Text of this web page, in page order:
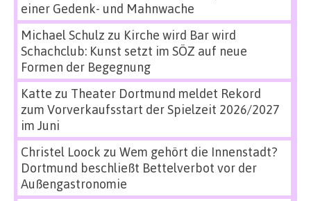
einer Gedenk- und Mahnwache
Michael Schulz zu Kirche wird Bar wird
Schachclub: Kunst setzt im SÖZ auf neue
Formen der Begegnung
Katte zu Theater Dortmund meldet Rekord
zum Vorverkaufsstart der Spielzeit 2026/2027
im Juni
Christel Loock zu Wem gehört die Innenstadt?
Dortmund beschließt Bettelverbot vor der
Außengastronomie